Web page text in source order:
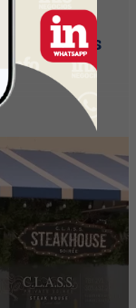
el lujo
más